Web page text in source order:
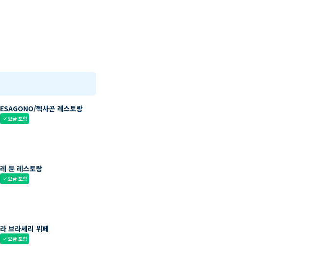
ESAGONO/헥사곤 레스토랑
check요금 포함
레 듄 레스토랑
check요금 포함
라 브라세리 뷔페
check요금 포함